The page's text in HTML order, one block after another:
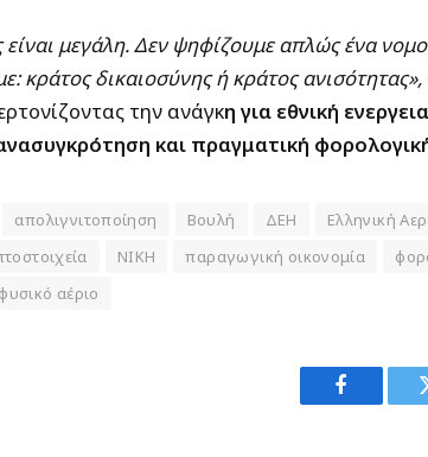
μεγάλη. Δεν ψηφίζουμε απλώς ένα
κράτος δικαιοσύνης ή κράτος ανισότητας»,
την ανάγκη για εθνική
και πραγματική
απολιγνιτοποίηση Βουλή ΔΕΗ
Ελληνική
ΝΙΚΗ παραγωγική οικονομία
φυσικό αέριο
Facebook